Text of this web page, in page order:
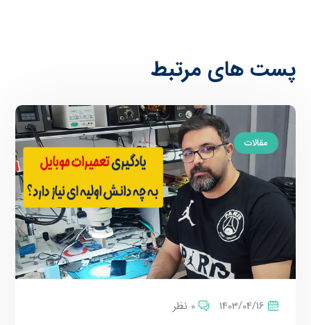
پست های مرتبط
مقالات
1403/04/16 0 نظر